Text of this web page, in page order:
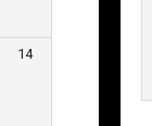
14